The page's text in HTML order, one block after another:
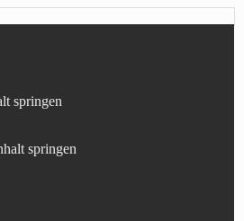
done.de
Sony
springen
springen